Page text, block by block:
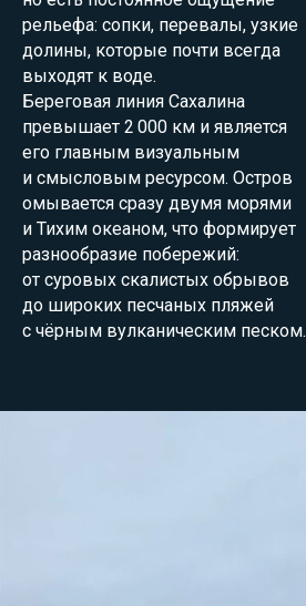
рельефа: сопки, перевалы, узкие
долины, которые почти всегда
выходят к воде.
Береговая линия Сахалина
превышает 2 000 км и является
его главным визуальным
и смысловым ресурсом. Остров
омывается сразу двумя морями
и Тихим океаном, что формирует
разнообразие побережий:
от суровых скалистых обрывов
до широких песчаных пляжей
с чёрным вулканическим песком.